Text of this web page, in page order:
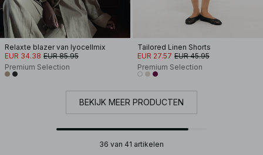
Relaxte blazer van lyocellmix
EUR 34.38 EUR 85.95
Premium Selection
Tailored Linen Shorts
EUR 27.57 EUR 45.95
Premium Selection
BEKIJK MEER PRODUCTEN
36 van 41 artikelen